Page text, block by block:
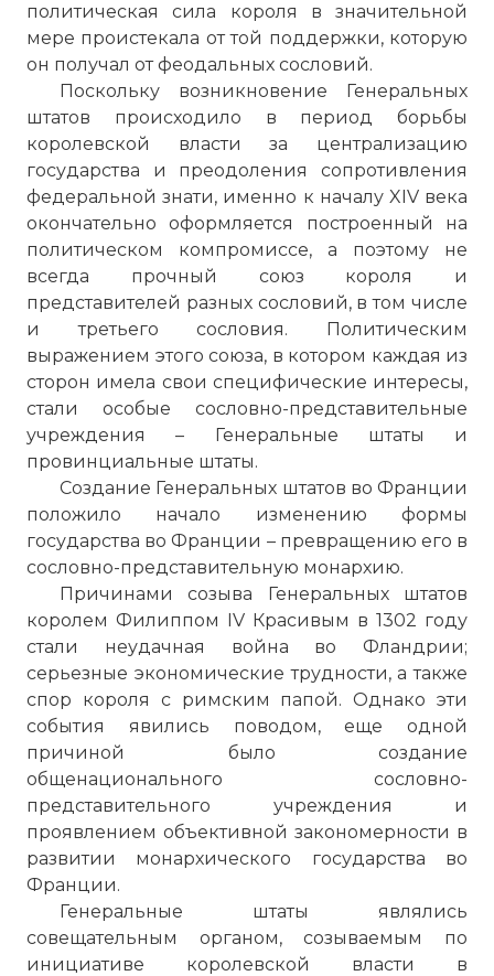
политическая сила короля в значительной
мере проистекала от той поддержки, которую
он получал от феодальных сословий.
Поскольку возникновение Генеральных
штатов происходило в период борьбы
королевской власти за централизацию
государства и преодоления сопротивления
федеральной знати, именно к началу XIV века
окончательно оформляется построенный на
политическом компромиссе, а поэтому не
всегда прочный союз короля и
представителей разных сословий, в том числе
и третьего сословия. Политическим
выражением этого союза, в котором каждая из
сторон имела свои специфические интересы,
стали особые сословно-представительные
учреждения – Генеральные штаты и
провинциальные штаты.
Создание Генеральных штатов во Франции
положило начало изменению формы
государства во Франции – превращению его в
сословно-представительную монархию.
Причинами созыва Генеральных штатов
королем Филиппом IV Красивым в 1302 году
стали неудачная война во Фландрии;
серьезные экономические трудности, а также
спор короля с римским папой. Однако эти
события явились поводом, еще одной
причиной было создание
общенационального сословно-
представительного учреждения и
проявлением объективной закономерности в
развитии монархического государства во
Франции.
Генеральные штаты являлись
совещательным органом, созываемым по
инициативе королевской власти в